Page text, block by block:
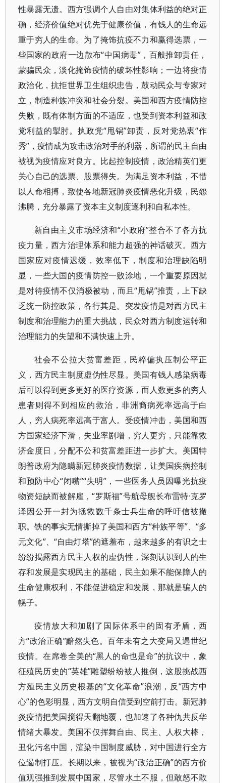
性暴露无遗。西方强调个人自由对集体利益的绝对正
确，经济价值绝对优先于健康价值，有钱人的生命远
重于穷人的生命。为了掩饰抗疫不力和赢得选票，一
些国家的政府一边散布“中国病毒”，百般推卸责任，
蒙骗民众，淡化掩饰疫情的破坏性影响；一边将疫情
政治化，抗拒世界卫生组织忠告，鼓动民众与专家对
立，制造种族冲突和社会分裂。美国和西方疫情防控
失败，既有体制方面的不适应，也受到资本利益和政
党利益的掣肘。执政党“甩锅”卸责，反对党热衷“作
秀”，疫情成为攻击政治对手的利器，所谓的民主自由
被视为疫情应对良方。比起控制疫情，政治精英们更
关心自己的选票、股票得失。为满足资本利益，不惜
以人命相搏，致使各地新冠肺炎疫情恶化升级，民怨
沸腾，充分暴露了资本主义制度逐利和自私本性。
新自由主义市场经济和“小政府”整合不了各方抗
疫力量，西方治理体系和能力超强的神话破灭。西方
国家应对疫情迟缓，效率低下，制度和治理缺陷明
显，一些大国的疫情防控一败涂地，一个重要原因就
是对待疫情不仅消极被动，而且“甩锅”推责，上下缺
乏统一防控政策，各行其是。突发疫情是对西方民主
制度和治理能力的重大挑战，民众对西方制度运转和
治理能力的失望和不满快速上升。
社会不公拉大贫富差距，民粹偏执压制公平正
义，西方民主制度虚伪性尽显。美国有钱人感染病毒
后可以得到更多更好的医疗资源，而人数更多的穷人
患者则得不到相应的救治，非洲裔病死率远高于白
人，穷人病死率远高于富人。受疫情冲击，美国和西
方国家经济下滑，失业率剧增，穷人更穷，只能靠救
济金度日，分配不公和贫富差距进一步扩大。美国特
朗普政府为隐瞒新冠肺炎疫情数据，让美国疾病控制
和预防中心“闭嘴”“失明”，一些医务人员因曝光抗疫
物资短缺而被解雇，“罗斯福”号航母舰长布雷特·克罗
泽因公开一封为拯救数千条士兵生命的呼吁信被撤
职。铁的事实无情撕掉了美国和西方“种族平等”、“多
元文化”、“自由灯塔”的遮羞布，越来越多的有识之士
纷纷揭露西方民主人权的虚伪性，深刻认识到人的生
存和发展是实现民主的基础，民主如果不能保障人的
生命健康权利，不能促进稳定和发展，那就是骗人的
幌子。
疫情放大和加剧了国际体系中的固有矛盾，西
方“政治正确”黯然失色。百年未有之大变局又遇世纪
疫情。在席卷全美的“黑人的命也是命”的抗议中，象
征殖民历史的“英雄”雕塑纷纷被人推倒，这股挑战西
方殖民主义历史根基的“文化革命”浪潮，反“西方中
心”的色彩明显，西方文明自信受到空前打击。新冠肺
炎疫情把美国搅得天翻地覆，也加速了各种仇共反华
情绪大暴发。美国不仅挥舞自由、民主、人权大棒，
丑化污名中国，渲染中国制度威胁，对中国进行全方
位遏制打压。长期以来，被视为“政治正确”的西方价
值观强推到发展中国家，尽管水土不服，但敢怒不敢